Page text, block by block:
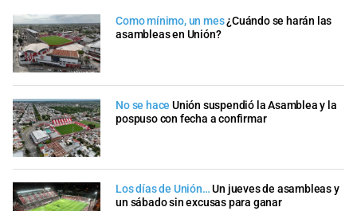
Como mínimo, un mes¿Cuándo se harán las
asambleas en Unión?
No se hace Unión suspendió la Asamblea y la
pospuso con fecha a confirmar
Los días de Unión… Un jueves de asambleas y
un sábado sin excusas para ganar